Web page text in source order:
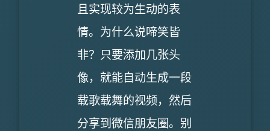
且实现较为生动的表
情。为什么说啼笑皆
非？只要添加几张头
像，就能自动生成一段
载歌载舞的视频，然后
分享到微信朋友圈。别